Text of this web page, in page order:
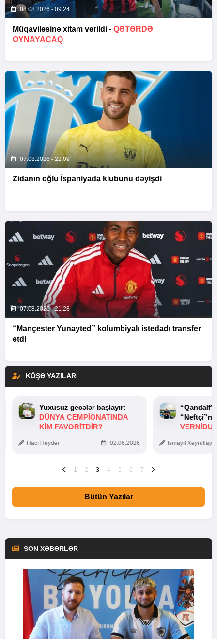
08.08.2026 - 09:24
Müqaviləsinə xitam verildi - QƏTƏRDƏ
OYNAYACAQ
07.08.2026 - 22:09
Zidanın oğlu İspaniyada klubunu dəyişdi
07.08.2026 - 21:28
“Mançester Yunayted” kolumbiyalı istedadı transfer
etdi
KÖŞƏ YAZILARI
Yuxusuz gecələr başlayır:
DÜNYA ÇEMPIONATINDA
KIM FAVORITDIR?
Hacı Heydər 02.06.2026 İsmayıl
1 2 3 4 5 6 7
Bütün Yazılar
SON XƏBƏRLƏR